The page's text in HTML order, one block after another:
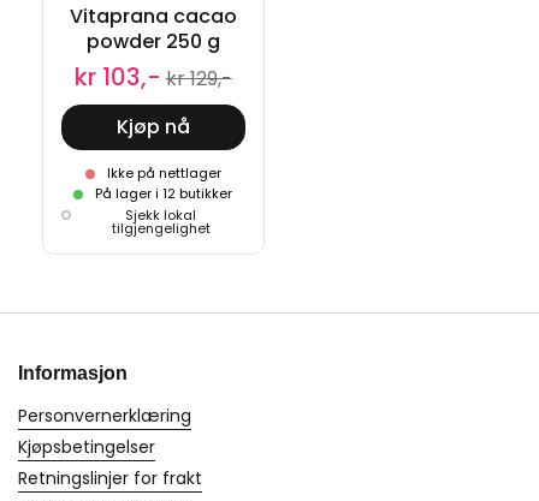
Vitaprana cacao
powder 250 g
kr 103,- kr 129,-
Kjøp nå
Ikke på nettlager
På lager i 12 butikker
Sjekk lokal
tilgjengelighet
Informasjon
Personvernerklæring
Kjøpsbetingelser
Retningslinjer for frakt